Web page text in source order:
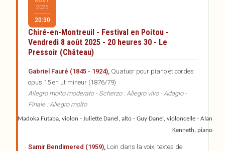
2025
20:30
Chiré-en-Montreuil - Festival en Poitou -
Vendredi 8 août 2025 - 20 heures 30 - Le
Pressoir (Château)
Gabriel Fauré (1845 - 1924), Quatuor pour piano et cordes
opus 15 en ut mineur (1876/79)
Allegro molto moderato - Scherzo : Allegro vivo - Adagio -
Finale : Allegro molto
Madoka Futaba, violon - Juliette Danel, alto - Guy Danel, violoncelle - Alan
Kenneth, piano
Samir Bendimered (1959), Loin dans la voix, textes de